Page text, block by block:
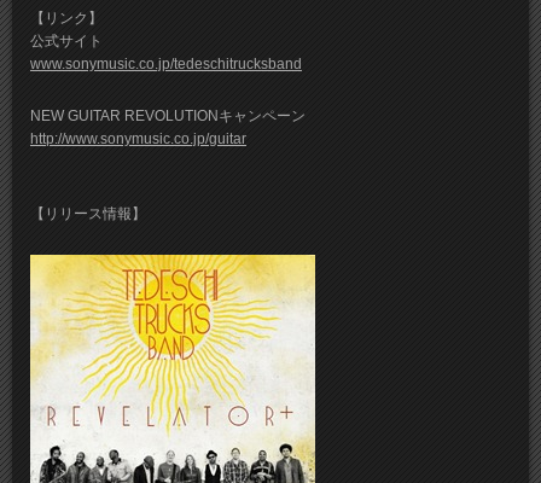
【リンク】
公式サイト
www.sonymusic.co.jp/tedeschitrucksband
NEW GUITAR REVOLUTIONキャンペーン
http://www.sonymusic.co.jp/guitar
【リリース情報】